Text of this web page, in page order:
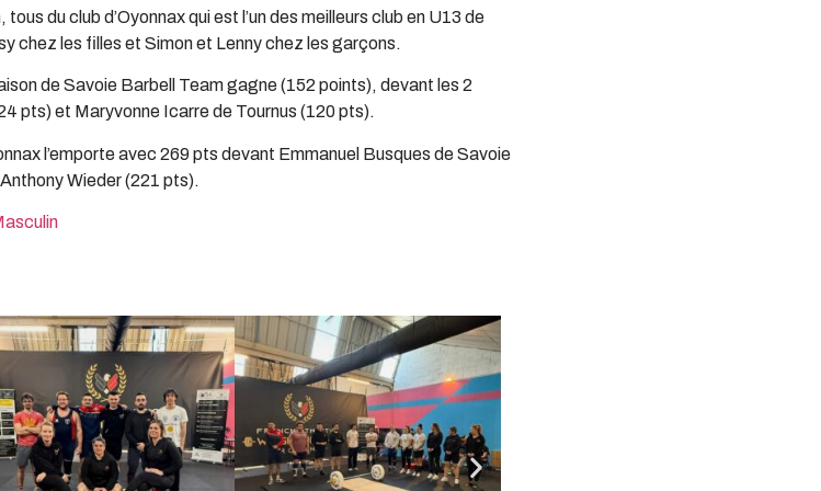
du club d’Oyonnax qui est l’un des meilleurs club en U13 de
chez les filles et Simon et Lenny chez les garçons.
de Savoie Barbell Team gagne (152 points), devant les 2
pts) et Maryvonne Icarre de Tournus (120 pts).
l’emporte avec 269 pts devant Emmanuel Busques de Savoie
Wieder (221 pts).